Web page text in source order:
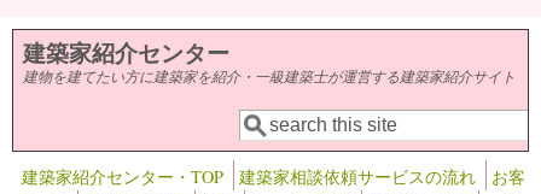
メインコンテンツに移動
建築家紹介センター
建物を建てたい方に建築家を紹介・一級建築士が運営する建築家紹介サイト
検索フォーム
検索
建築家紹介センター・TOP 建築家相談依頼サービスの流れ
お客